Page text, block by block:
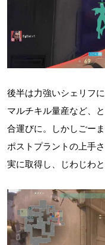
後半は力強いシェリフ
マルチキル量産など、
合運びに。しかしごー
ポストプラントの上手
実に取得し、じわじわ